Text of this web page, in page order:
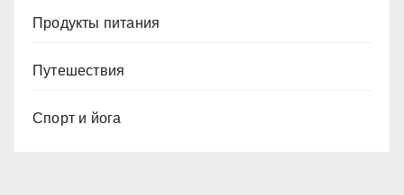
Продукты питания
Путешествия
Спорт и йога